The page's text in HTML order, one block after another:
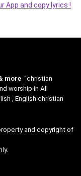
and copy lyrics !
more “christian
worship in All
, English christian
and copyright of